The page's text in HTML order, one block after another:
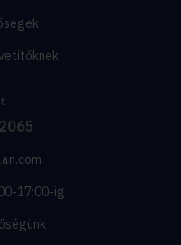
17:00-ig